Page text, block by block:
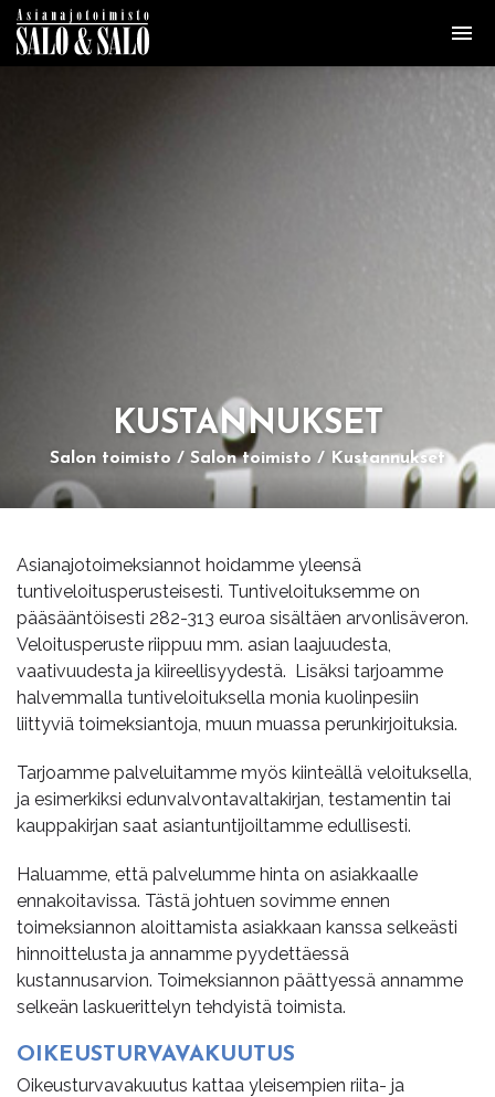
KUS­TAN­NUK­SET
Salon toimisto Salon toimisto Kustannukset
Asianajotoimeksiannot hoidamme yleensä
tuntiveloitusperusteisesti. Tuntiveloituksemme on
pääsääntöisesti 282-313 euroa sisältäen arvonlisäveron.
Veloitusperuste riippuu mm. asian laajuudesta,
vaativuudesta ja kiireellisyydestä. Lisäksi tarjoamme
halvemmalla tuntiveloituksella monia kuolinpesiin
liittyviä toimeksiantoja, muun muassa perunkirjoituksia.
Tarjoamme palveluitamme myös kiinteällä veloituksella,
ja esimerkiksi edunvalvontavaltakirjan, testamentin tai
kauppakirjan saat asiantuntijoiltamme edullisesti.
Haluamme, että palvelumme hinta on asiakkaalle
ennakoitavissa. Tästä johtuen sovimme ennen
toimeksiannon aloittamista asiakkaan kanssa selkeästi
hinnoittelusta ja annamme pyydettäessä
kustannusarvion. Toimeksiannon päättyessä annamme
selkeän laskuerittelyn tehdyistä toimista.
OI­KEUS­TUR­VA­VA­KUU­TUS
Oikeusturvavakuutus kattaa yleisempien riita- ja